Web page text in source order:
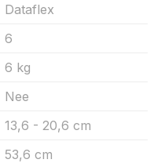
Dataflex
6
6 kg
Nee
13,6 - 20,6 cm
53,6 cm